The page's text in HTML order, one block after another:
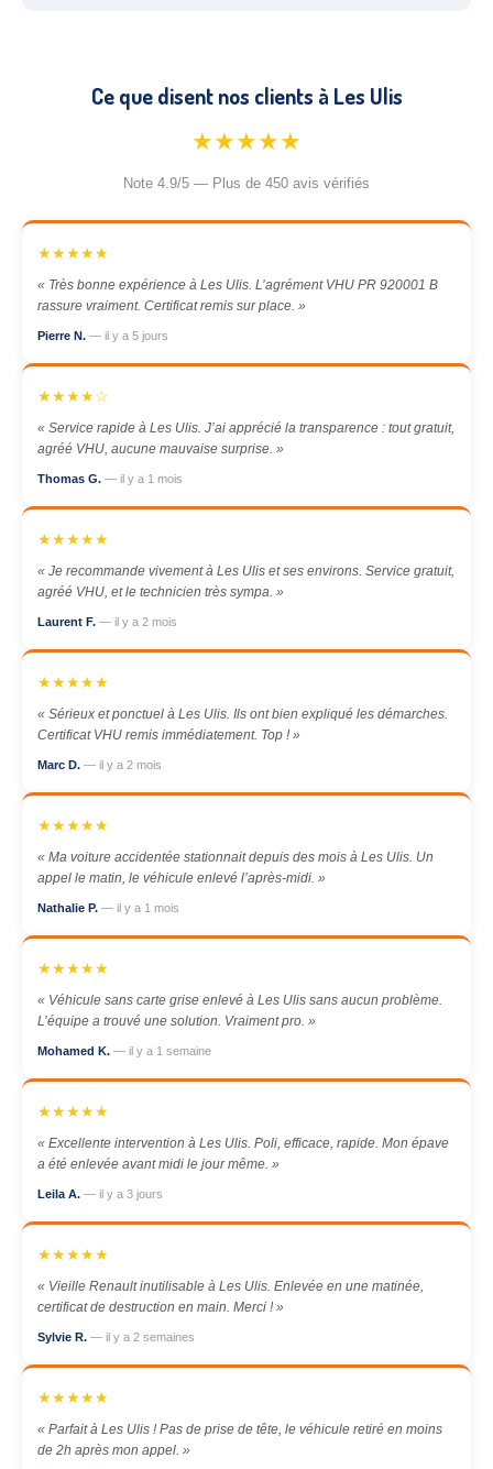
Ce que disent nos clients à Les Ulis
★★★★★
Note 4.9/5 — Plus de 450 avis vérifiés
★★★★★
« Très bonne expérience à Les Ulis. L’agrément VHU PR 920001 B
rassure vraiment. Certificat remis sur place. »
Pierre N. — il y a 5 jours
★★★★☆
« Service rapide à Les Ulis. J’ai apprécié la transparence : tout gratuit,
agréé VHU, aucune mauvaise surprise. »
Thomas G. — il y a 1 mois
★★★★★
« Je recommande vivement à Les Ulis et ses environs. Service gratuit,
agréé VHU, et le technicien très sympa. »
Laurent F. — il y a 2 mois
★★★★★
« Sérieux et ponctuel à Les Ulis. Ils ont bien expliqué les démarches.
Certificat VHU remis immédiatement. Top ! »
Marc D. — il y a 2 mois
★★★★★
« Ma voiture accidentée stationnait depuis des mois à Les Ulis. Un
appel le matin, le véhicule enlevé l’après-midi. »
Nathalie P. — il y a 1 mois
★★★★★
« Véhicule sans carte grise enlevé à Les Ulis sans aucun problème.
L’équipe a trouvé une solution. Vraiment pro. »
Mohamed K. — il y a 1 semaine
★★★★★
« Excellente intervention à Les Ulis. Poli, efficace, rapide. Mon épave
a été enlevée avant midi le jour même. »
Leila A. — il y a 3 jours
★★★★★
« Vieille Renault inutilisable à Les Ulis. Enlevée en une matinée,
certificat de destruction en main. Merci ! »
Sylvie R. — il y a 2 semaines
★★★★★
« Parfait à Les Ulis ! Pas de prise de tête, le véhicule retiré en moins
de 2h après mon appel. »